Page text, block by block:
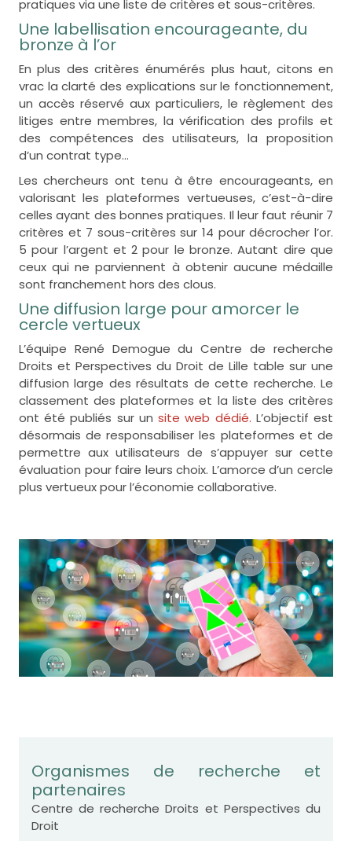
pratiques via une liste de critères et sous-critères.
Une labellisation encourageante, du
bronze à l’or
En plus des critères énumérés plus haut, citons en
vrac la clarté des explications sur le fonctionnement,
un accès réservé aux particuliers, le règlement des
litiges entre membres, la vérification des profils et
des compétences des utilisateurs, la proposition
d’un contrat type…
Les chercheurs ont tenu à être encourageants, en
valorisant les plateformes vertueuses, c’est-à-dire
celles ayant des bonnes pratiques. Il leur faut réunir 7
critères et 7 sous-critères sur 14 pour décrocher l’or.
5 pour l’argent et 2 pour le bronze. Autant dire que
ceux qui ne parviennent à obtenir aucune médaille
sont franchement hors des clous.
Une diffusion large pour amorcer le
cercle vertueux
L’équipe René Demogue du Centre de recherche
Droits et Perspectives du Droit de Lille table sur une
diffusion large des résultats de cette recherche. Le
classement des plateformes et la liste des critères
ont été publiés sur unsite web dédié. L’objectif est
désormais de responsabiliser les plateformes et de
permettre aux utilisateurs de s’appuyer sur cette
évaluation pour faire leurs choix. L’amorce d’un cercle
plus vertueux pour l’économie collaborative.
Organismes de recherche et
partenaires
Centre de recherche Droits et Perspectives du
Droit